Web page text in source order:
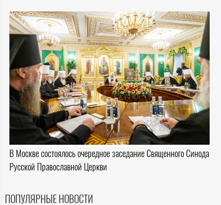
В Москве состоялось очередное заседание Священного Синода
Русской Православной Церкви
ПОПУЛЯРНЫЕ НОВОСТИ